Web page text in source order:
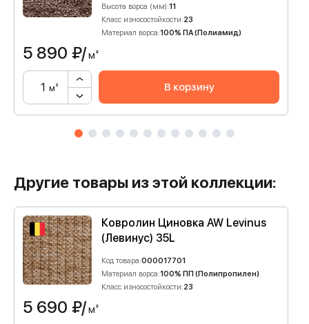
Высота ворса (мм):11
Класс износостойкости:23
Материал ворса:100% ПА (Полиамид)
5 890 ₽/м²
м² В корзину
Другие товары из этой коллекции:
Ковролин Циновка AW Levinus
(Левинус) 35L
Код товара:000017701
Материал ворса:100% ПП (Полипропилен)
Класс износостойкости:23
5 690 ₽/м²